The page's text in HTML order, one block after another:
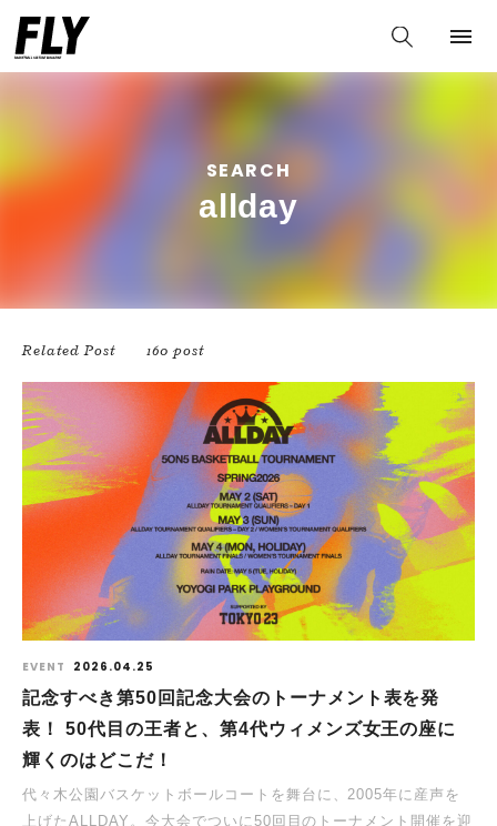
SEARCH
allday
Related Post 160 post
EVENT 2026.04.25
記念すべき第50回記念大会のトーナメント表を発
表！ 50代目の王者と、第4代ウィメンズ女王の座に
輝くのはどこだ！
代々木公園バスケットボールコートを舞台に、2005年に産声を
上げたALLDAY。今大会でついに50回目のトーナメント開催を迎